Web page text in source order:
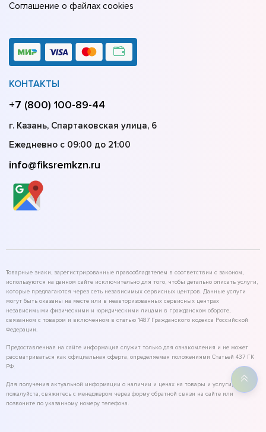
Соглашение о файлах cookies
КОНТАКТЫ
+7 (800) 100-89-44
г. Казань, Спартаковская улица, 6
Ежедневно с 09:00 до 21:00
info@fiksremkzn.ru
Товарные знаки, зарегистрированные правообладателем в соответствии с законом,
используются на данном сайте исключительно для того, чтобы детально описать услуги,
которые предлагаются через сеть независимых сервисных центров. Данные услуги
могут быть оказаны на месте или в неавторизованных сервисных центрах
независимыми физическими и юридическими лицами в гражданском обороте,
связанном с товаром и включенном в статью 1487 Гражданского кодекса Российской
Федерации.
Предоставленная на сайте информация служит только для ознакомления и не может
рассматриваться как официальная оферта, определяемая положениями Статьей 437 ГК
РФ.
Для получения актуальной информации о наличии и ценах на товары и услуги,
пожалуйста, свяжитесь с менеджером через форму обратной связи на сайте или
позвоните по указанному номеру телефона.